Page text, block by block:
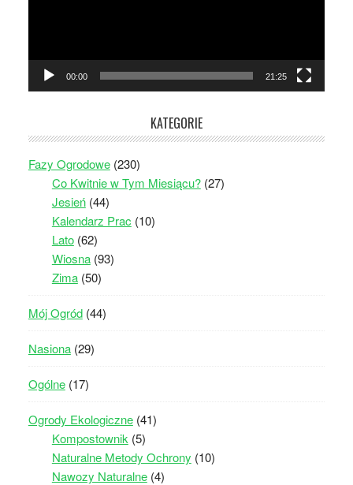
00:00 21:25
KATEGORIE
Fazy Ogrodowe(230)
Co Kwitnie w Tym Miesiącu?(27)
Jesień(44)
Kalendarz Prac (10)
Lato(62)
Wiosna(93)
Zima(50)
Mój Ogród(44)
Nasiona(29)
Ogólne(17)
Ogrody Ekologiczne(41)
Kompostownik (5)
Naturalne Metody Ochrony (10)
Nawozy Naturalne(4)